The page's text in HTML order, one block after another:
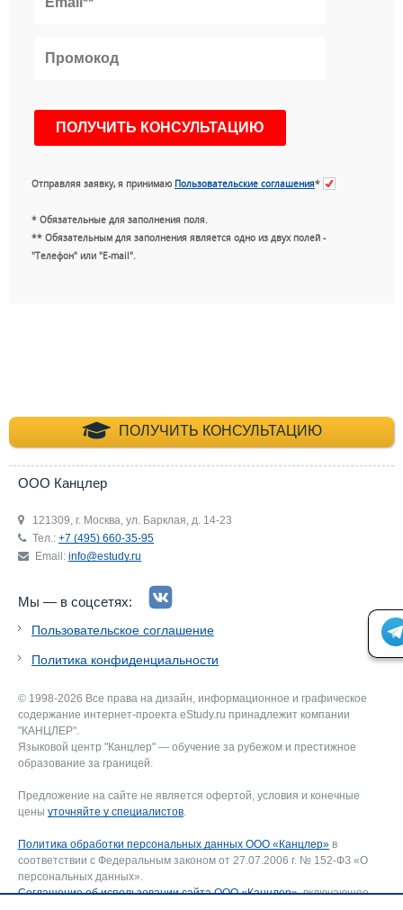
Отправляя заявку, я принимаю Пользовательские соглашения*
* Обязательные для заполнения поля.
** Обязательным для заполнения является одно из двух полей -
"Телефон" или "E-mail".
ПОЛУЧИТЬ КОНСУЛЬТАЦИЮ
+7 (495) 660-35-
ООО Канцлер
121309, г. Москва, ул. Барклая, д. 14-23
Тел.: +7 (495) 660-35-95
Email: info@estudy.ru
Мы — в соцсетях:
Пользовательское соглашение
Политика конфиденциальности
© 1998-2026 Все права на дизайн, информационное и графическое
содержание интернет-проекта eStudy.ru принадлежит компании
"КАНЦЛЕР".
Языковой центр "Канцлер" — обучение за рубежом и престижное
образование за границей.
Предложение на сайте не является офертой, условия и конечные
цены уточняйте у специалистов
Политика обработки персональных данных ООО «Канцлер» в
соответствии с Федеральным законом от 27.07.2006 г. № 152-ФЗ «О
персональных данных».
Соглашение об использовании сайта ООО «Канцлер», включающее